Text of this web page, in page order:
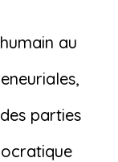
au
parties